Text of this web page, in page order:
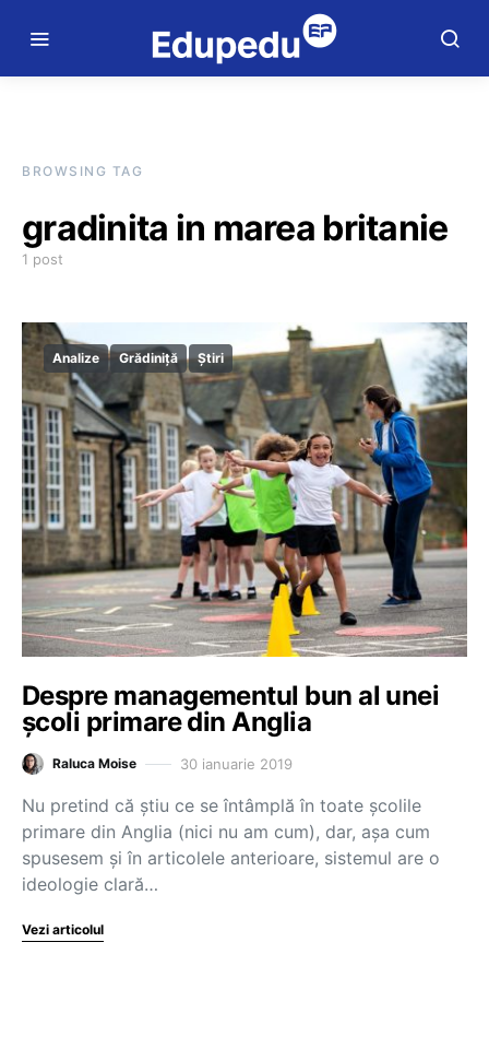
BROWSING TAG
gradinita in marea britanie
1 post
Analize Grădiniță Știri
Despre managementul bun al unei
școli primare din Anglia
Raluca Moise 30 ianuarie 2019
Nu pretind că știu ce se întâmplă în toate școlile
primare din Anglia (nici nu am cum), dar, așa cum
spusesem și în articolele anterioare, sistemul are o
ideologie clară…
Vezi articolul